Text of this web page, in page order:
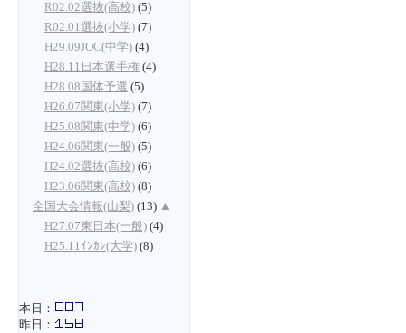
R02.02選抜(高校) (5)
R02.01選抜(小学) (7)
H29.09JOC(中学) (4)
H28.11日本選手権 (4)
H28.08国体予選 (5)
H26.07関東(小学) (7)
H25.08関東(中学) (6)
H24.06関東(一般) (5)
H24.02選抜(高校) (6)
H23.06関東(高校) (8)
全国大会情報(山梨) (13) ▲
H27.07東日本(一般) (4)
H25.11ｲﾝｶﾚ(大学) (8)
本日：
昨日：